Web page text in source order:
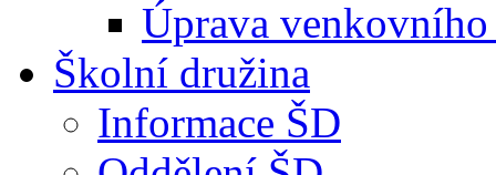
Úprava
Školní družina
Informace ŠD